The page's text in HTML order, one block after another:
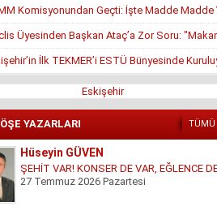
Komisyonundan Geçti: İşte Madde Madde
Üyesinden Başkan Ataç’a Zor Soru:
İlk TEKMER’i ESTÜ Bünyesinde
Eskişehir
YAZARLARI TÜMÜ
Konuk Yazar
Mühendisin Durdurduğu Beton, Türkiye’nin
Durduramadığı Liyakat Sorunu